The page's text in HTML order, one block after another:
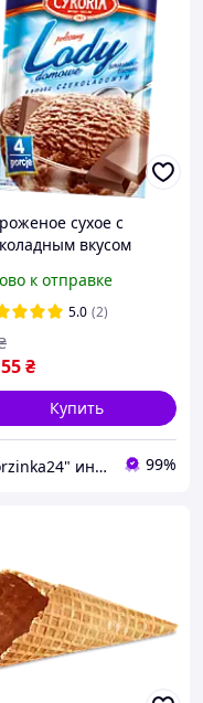
сухое с
вкусом
к отправке
5.0 (2)
₴
Купить
"Korzinka24" интернет магазин 99%